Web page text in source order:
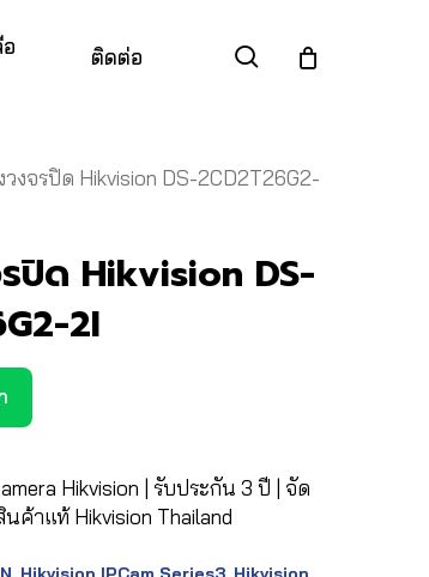
ติดต่อ search
วงจรปิด Hikvision DS-2CD2T26G2-
ปิด Hikvision DS-
2I
Hikvision | รับประกัน 3 ปี | จัด
ค้าแท้ Hikvision Thailand